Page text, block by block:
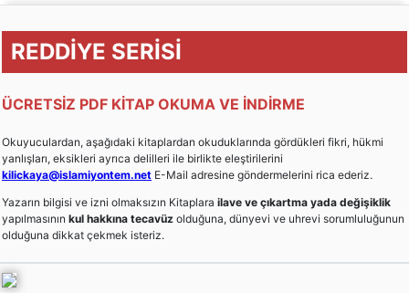
REDDİYE SERİSİ
ÜCRETSİZ PDF KİTAP OKUMA VE İNDİRME
Okuyuculardan, aşağıdaki kitaplardan okuduklarında gördükleri fikri, hükmi
yanlışları, eksikleri ayrıca delilleri ile birlikte eleştirilerini
kilickaya@islamiyontem.net E-Mail adresine göndermelerini rica ederiz.
Yazarın bilgisi ve izni olmaksızın Kitaplara ilave ve çıkartma yada değişiklik
yapılmasının kul hakkına tecavüz olduğuna, dünyevi ve uhrevi sorumluluğunun
olduğuna dikkat çekmek isteriz.